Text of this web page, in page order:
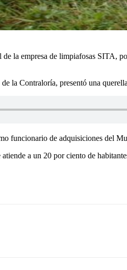
la empresa de limpiafosas SITA,
la Contraloría, presentó una
funcionario de adquisiciones del
a un 20 por ciento de